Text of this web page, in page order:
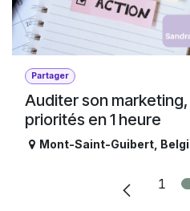
Partager
Auditer son
priorités en 1 heure
Mont-Saint-Guibert
1